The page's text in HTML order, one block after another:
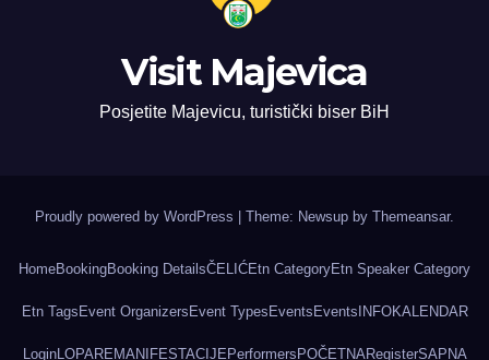
Visit Majevica
Posjetite Majevicu, turistički biser BiH
Proudly powered by WordPress Theme: Newsup by Themeansar.
HomeBookingBooking DetailsČELIĆEtn CategoryEtn Speaker Category
Etn Tags Event Organizers Event Types Events Events INFOKALENDAR
LoginLOPARE MANIFESTACIJE Performers POČETNARegisterSAPNA